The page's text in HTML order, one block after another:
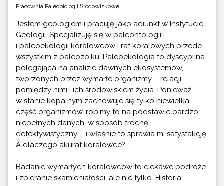
Pracownia Paleobiologii Środowiskowej
Jestem geologiem i pracuję jako adiunkt w Instytucie
Geologii. Specjalizuję się w paleontologii
i paleoekologii koralowców i raf koralowych przede
wszystkim z paleozoiku. Paleoekologia to dyscyplina
polegająca na analizie dawnych ekosystemów,
tworzonych przez wymarłe organizmy – relacji
pomiędzy nimi i ich środowiskiem życia. Ponieważ
w stanie kopalnym zachowuje się tylko niewielka
część organizmów, robimy to na podstawie bardzo
niepełnych danych, w sposób trochę
detektywistyczny – i właśnie to sprawia mi satysfakcję.
A dlaczego akurat koralowce?
Badanie wymarłych koralowców to ciekawe podróże
i zbieranie skamieniałości, ale nie tylko. Historia